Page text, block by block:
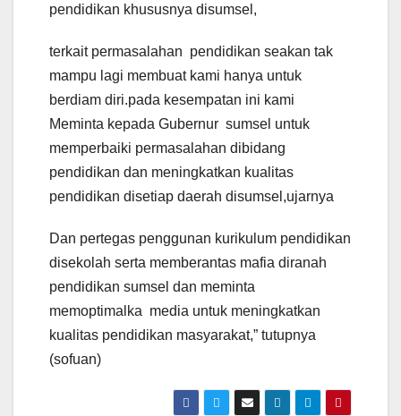
pendidikan khususnya disumsel,
terkait permasalahan pendidikan seakan tak
mampu lagi membuat kami hanya untuk
berdiam diri.pada kesempatan ini kami
Meminta kepada Gubernur sumsel untuk
memperbaiki permasalahan dibidang
pendidikan dan meningkatkan kualitas
pendidikan disetiap daerah disumsel,ujarnya
Dan pertegas penggunan kurikulum pendidikan
disekolah serta memberantas mafia diranah
pendidikan sumsel dan meminta
memoptimalka media untuk meningkatkan
kualitas pendidikan masyarakat,” tutupnya
(sofuan)